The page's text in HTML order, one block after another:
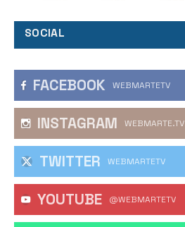
SOCIAL
FACEBOOK WEBMARTETV
INSTAGRAM WEBMARTE.TV
TWITTER WEBMARTETV
YOUTUBE @WEBMARTETV